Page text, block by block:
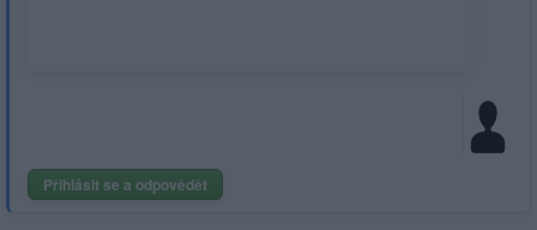
Přihlásit se a odpovědět